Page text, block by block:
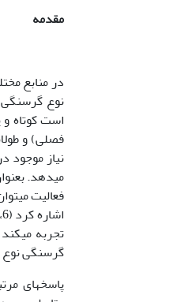
مقدمه
نوع
است کوتاه
نیاز موجود
می­دهد.
فعالیت
تجربه
گرسنگی نوع
پاسخ­های